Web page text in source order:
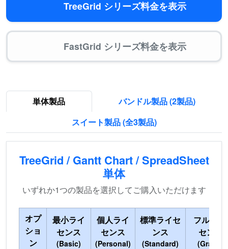
TreeGrid シリーズ料金を表示
FastGrid シリーズ料金を表示
単体製品
バンドル製品 (2製品)
スイート製品 (全3製品)
TreeGrid / Gantt Chart / SpreadSheet
単体
いずれか1つの製品を選択してご購入いただけます
オプ
ショ
ン
最小ライ
センス
(Basic)
個人ライ
センス
(Personal)
標準ライセ
ンス
(Standard)
フル ライ
センス
(Grand)